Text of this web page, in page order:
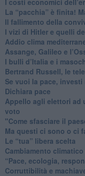
​La “pacchia” è finita!
​Il fallimento della
​I vizi di Hitler e quelli
Addio clima
​Assange, Galileo e
​I bulli d’Italia e i
​Bertrand Russell, le
​Se vuoi la pace,
​Dichiara pace
​Appello agli elettori ad
voto
"Come sfasciare il
​Ma questi ci sono o ci
​Le “tua” libera scelta
Cambiamento
“Pace, ecologia,
​Corruttibilità e